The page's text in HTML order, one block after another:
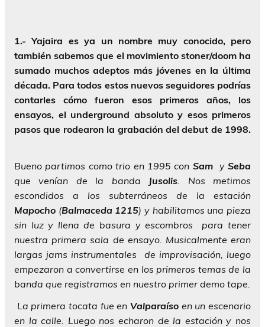
1.- Yajaira es ya un nombre muy conocido, pero
también sabemos que el movimiento stoner/doom ha
sumado muchos adeptos más jóvenes en la última
década. Para todos estos nuevos seguidores podrías
contarles cómo fueron esos primeros años, los
ensayos, el underground absoluto y esos primeros
pasos que rodearon la grabación del debut de 1998.
Bueno partimos como trio en 1995 con SamySeba
que venían de la banda Jusolis . Nos metimos
escondidos a los subterráneos de la estación
Mapocho (Balmaceda 1215) y habilitamos una pieza
sin luz y llena de basura y escombros para tener
nuestra primera sala de ensayo. Musicalmente eran
largas jams instrumentales de improvisación, luego
empezaron a convertirse en los primeros temas de la
banda que registramos en nuestro primer demo tape.
La primera tocata fue enValparaíso en un escenario
en la calle. Luego nos echaron de la estación y nos